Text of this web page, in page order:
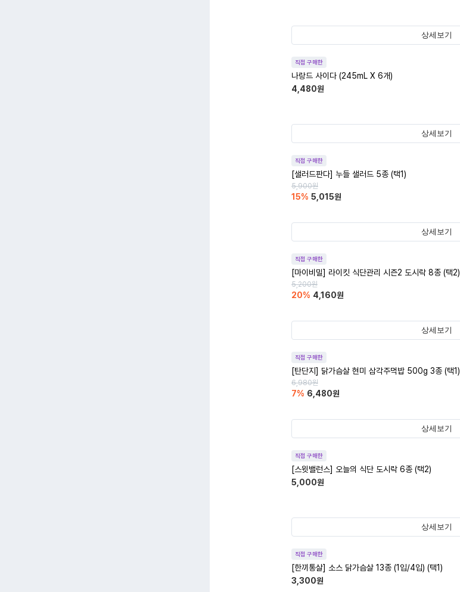
상세보기
직접 구매한
나랑드 사이다 (245mL X 6개)
4,480원
상세보기
직접 구매한
[샐러드판다] 누들 샐러드 5종 (택1)
5,900원
15% 5,015원
상세보기
직접 구매한
[마이비밀] 라이킷 식단관리 시즌2 도시락 8종 (택2)
5,200원
20% 4,160원
상세보기
직접 구매한
[탄단지] 닭가슴살 현미 삼각주먹밥 500g 3종 (택1)
6,980원
7% 6,480원
상세보기
직접 구매한
[스윗밸런스] 오늘의 식단 도시락 6종 (택2)
5,000원
상세보기
직접 구매한
[한끼통살] 소스 닭가슴살 13종 (1입/4입) (택1)
3,300원